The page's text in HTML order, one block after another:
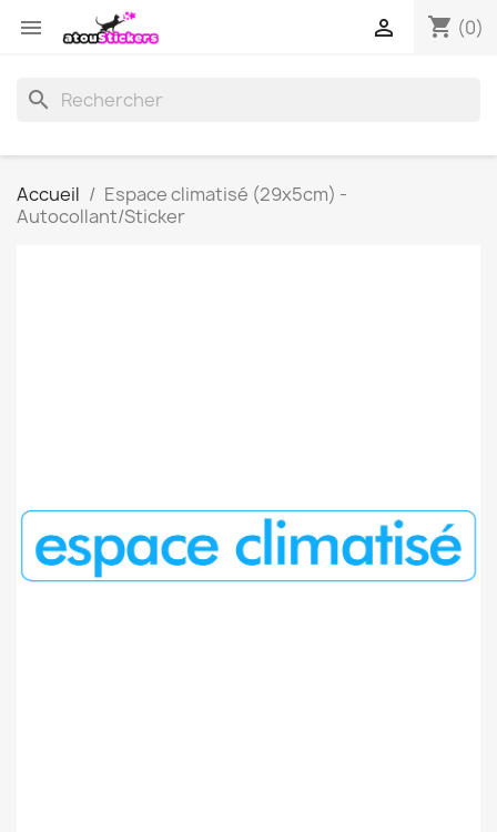
 shopping_cart (0)

search
Accueil
Espace climatisé (29x5cm) -
Autocollant/Sticker